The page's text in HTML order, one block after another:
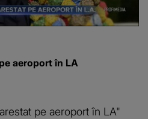
aeroport în LA
pe aeroport în LA"